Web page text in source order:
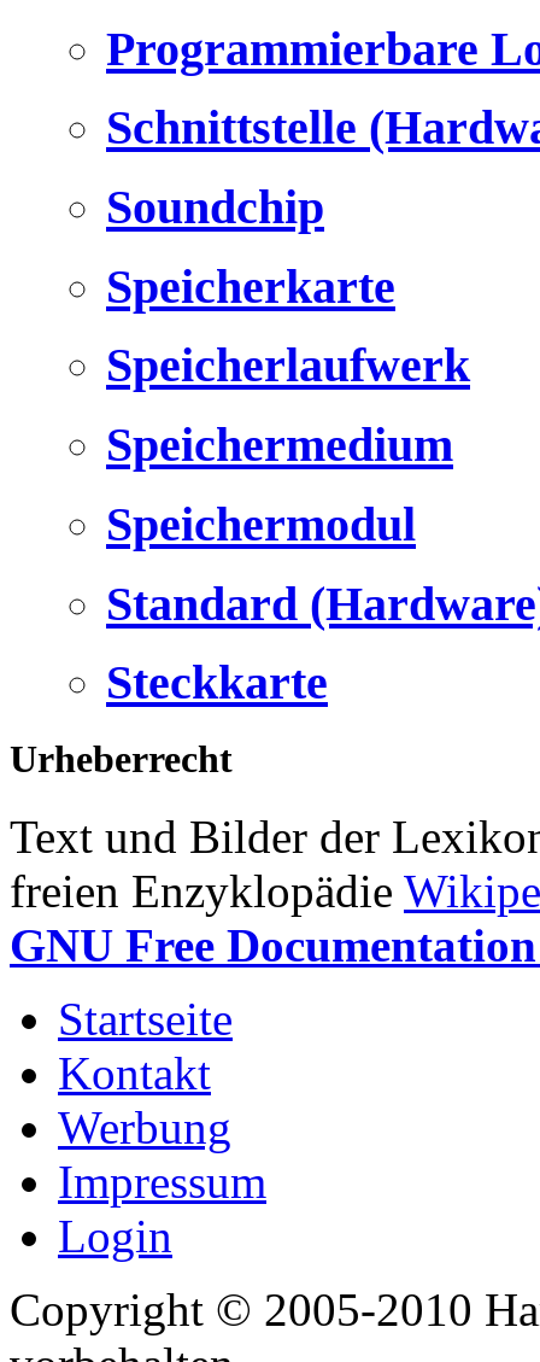
Programmierbare
Schnittstelle
Soundchip
Speicherkarte
Speicherlaufwerk
Speichermedium
Speichermodul
Standard
Steckkarte
Urheberrecht
Text und Bilder der
freien Enzyklopädie
GNU Free
Startseite
Kontakt
Werbung
Impressum
Login
Copyright © 2005-2010